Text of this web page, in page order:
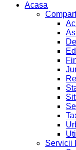
Acasa
Servicii